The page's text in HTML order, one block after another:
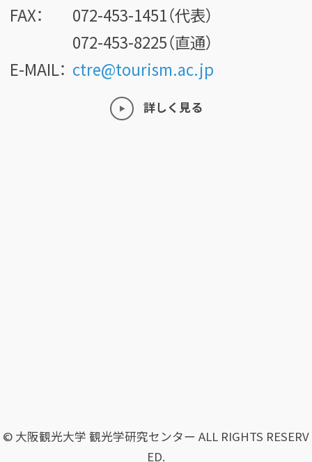
FAX：
072-453-1451（代表）
072-453-8225（直通）
E-MAIL： ctre@tourism.ac.jp
詳しく見る
© 大阪観光大学 観光学研究センター ALL RIGHTS RESERV
ED.